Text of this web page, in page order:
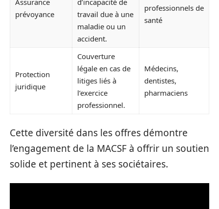
prévoyance
travail due à une
maladie ou un
accident.
professionnels de
santé
Protection
juridique
Couverture
légale en cas de
litiges liés à
l’exercice
professionnel.
Médecins,
dentistes,
pharmaciens
Cette diversité dans les offres démontre
l’engagement de la MACSF à offrir un soutien
solide et pertinent à ses sociétaires.